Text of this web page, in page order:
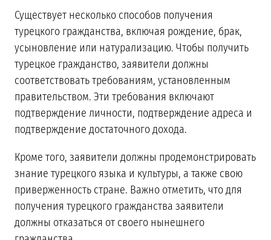
Существует несколько способов получения
турецкого гражданства, включая рождение, брак,
усыновление или натурализацию. Чтобы получить
турецкое гражданство, заявители должны
соответствовать требованиям, установленным
правительством. Эти требования включают
подтверждение личности, подтверждение адреса и
подтверждение достаточного дохода.
Кроме того, заявители должны продемонстрировать
знание турецкого языка и культуры, а также свою
приверженность стране. Важно отметить, что для
получения турецкого гражданства заявители
должны отказаться от своего нынешнего